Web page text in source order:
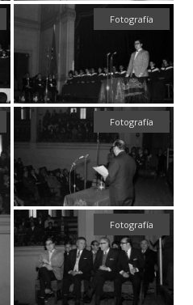
Fotografía
Fotografía
Fotografía